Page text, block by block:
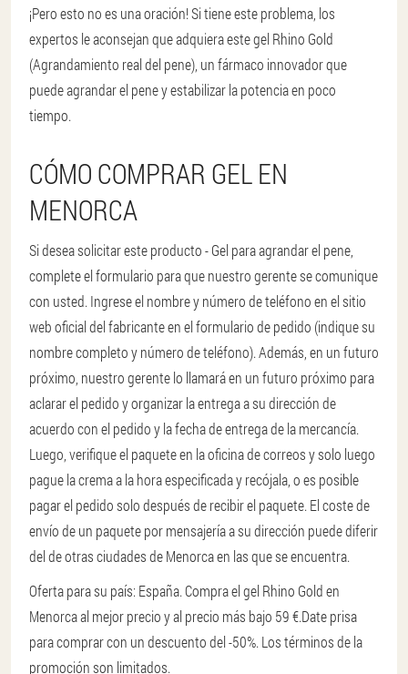
¡Pero esto no es una oración! Si tiene este problema, los
expertos le aconsejan que adquiera este gel Rhino Gold
(Agrandamiento real del pene), un fármaco innovador que
puede agrandar el pene y estabilizar la potencia en poco
tiempo.
CÓMO COMPRAR GEL EN
MENORCA
Si desea solicitar este producto - Gel para agrandar el pene,
complete el formulario para que nuestro gerente se comunique
con usted. Ingrese el nombre y número de teléfono en el sitio
web oficial del fabricante en el formulario de pedido (indique su
nombre completo y número de teléfono). Además, en un futuro
próximo, nuestro gerente lo llamará en un futuro próximo para
aclarar el pedido y organizar la entrega a su dirección de
acuerdo con el pedido y la fecha de entrega de la mercancía.
Luego, verifique el paquete en la oficina de correos y solo luego
pague la crema a la hora especificada y recójala, o es posible
pagar el pedido solo después de recibir el paquete. El coste de
envío de un paquete por mensajería a su dirección puede diferir
del de otras ciudades de Menorca en las que se encuentra.
Oferta para su país: España. Compra el gel Rhino Gold en
Menorca al mejor precio y al precio más bajo 59 €.Date prisa
para comprar con un descuento del -50%. Los términos de la
promoción son limitados.